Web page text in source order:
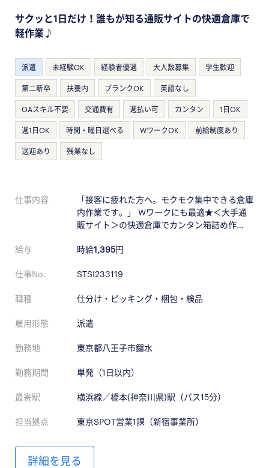
サクッと1日だけ！誰もが知る通販サイトの快適倉庫で
軽作業♪
派遣 未経験OK 経験者優遇 大人数募集 学生歓迎
第二新卒 扶養内 ブランクOK 英語なし
OAスキル不要 交通費有 週払い可 カンタン 1日OK
週1日OK 時間・曜日選べる WワークOK 前給制度あり
送迎あり 残業なし
仕事内容
「接客に疲れた方へ。モクモク集中できる倉庫
内作業です。」 Wワークにも最適★＜大手通
販サイト＞の快適倉庫でカンタン箱詰め作…
給与 時給1,395円
仕事No. STSI233119
職種 仕分け・ピッキング・梱包・検品
雇用形態 派遣
勤務地 東京都八王子市鑓水
勤務期間 単発（1日以内）
最寄駅 横浜線／橋本(神奈川県)駅（バス15分）
担当拠点 東京SPOT営業1課（新宿事業所）
詳細を見る